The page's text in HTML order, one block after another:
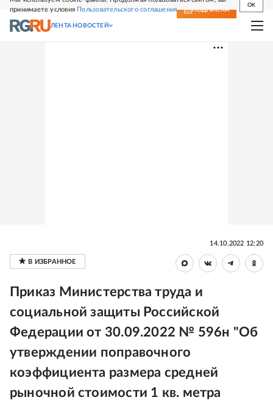
принимаете условия Пользовательского соглашения
OK
СВЕЖИЙ НОМЕР ПОДПИСКА
ЛЕНТА НОВОСТЕЙ
14.10.2022 12:20
Приказ Министерства труда и
социальной защиты Российской
Федерации от 30.09.2022 № 596н "Об
утверждении поправочного
коэффициента размера средней
рыночной стоимости 1 кв. метра